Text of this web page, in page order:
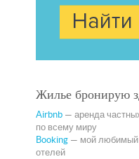
Жилье бронирую
Airbnb — аренда
по всему миру
Booking — мой любимый
отелей